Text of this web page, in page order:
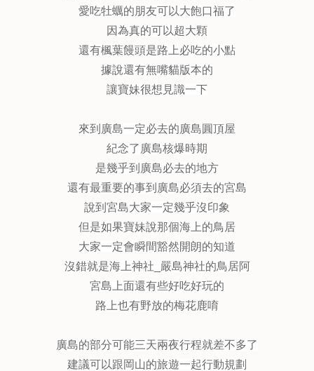
愛吃牡蠣的朋友可以大飽口福了
因為真的可以超大顆
還有楓葉饅頭是路上必吃的小點
據說還有無嘴貓版本的
讓寶妹很想見識一下
來到廣島一定必去的廣島圓頂屋
紀念了廣島核爆時期
是幾乎到廣島必去的地方
還有最重要的事到廣島必須去的宮島
說到宮島大家一定幾乎沒印象
但是如果寶妹說那個海上的鳥居
大家一定會瞬間豁然開朗的知道
沒錯就是海上神社_嚴島神社的鳥居阿
宮島上面還有些好吃好玩的
路上也有野放的梅花鹿唷
廣島的部分可能三天兩夜行程就差不多了
建議可以跟岡山的旅遊一起行動規劃